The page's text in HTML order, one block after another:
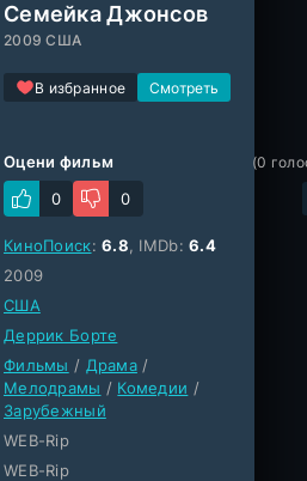
Семейка Джонсов
2009 США
В избранное
Оцени фильм
0
0
(0
КиноПоиск:6.8, IMDb:6.4
2009
США
Деррик Борте
Фильмы / Драма/
Мелодрамы / Комедии /
Зарубежный
WEB-Rip
WEB-Rip